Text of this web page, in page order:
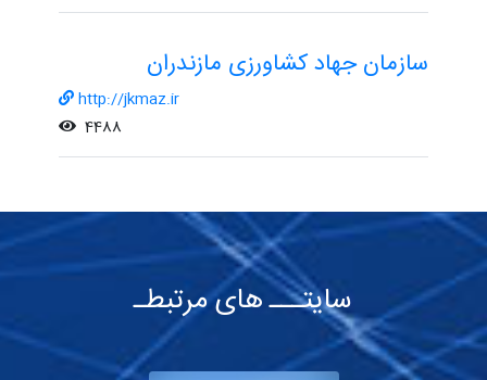
سازمان جهاد کشاورزی مازندران
http://jkmaz.ir
4488
سایتـــ های مرتبطـ